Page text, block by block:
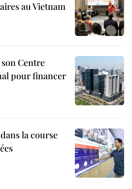
au Vietnam
Centre
pour financer
la course